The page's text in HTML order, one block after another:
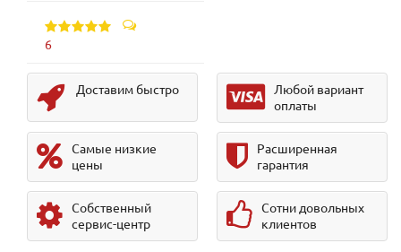
6
Доставим быстро
Любой вариант
оплаты
Самые низкие
цены
Расширенная
гарантия
Собственный
сервис-центр
Сотни довольных
клиентов